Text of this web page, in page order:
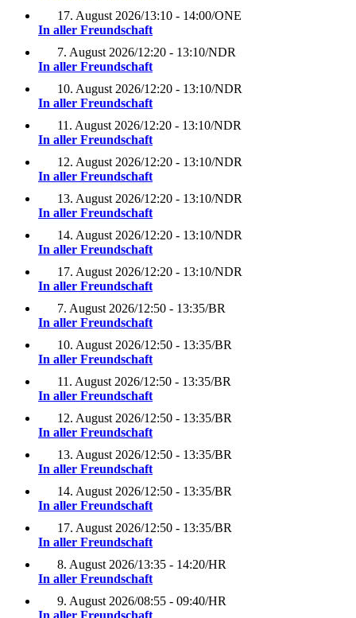
17. August 2026/13:10 - 14:00/ONE
In aller Freundschaft
7. August 2026/12:20 - 13:10/NDR
In aller Freundschaft
10. August 2026/12:20 - 13:10/NDR
In aller Freundschaft
11. August 2026/12:20 - 13:10/NDR
In aller Freundschaft
12. August 2026/12:20 - 13:10/NDR
In aller Freundschaft
13. August 2026/12:20 - 13:10/NDR
In aller Freundschaft
14. August 2026/12:20 - 13:10/NDR
In aller Freundschaft
17. August 2026/12:20 - 13:10/NDR
In aller Freundschaft
7. August 2026/12:50 - 13:35/BR
In aller Freundschaft
10. August 2026/12:50 - 13:35/BR
In aller Freundschaft
11. August 2026/12:50 - 13:35/BR
In aller Freundschaft
12. August 2026/12:50 - 13:35/BR
In aller Freundschaft
13. August 2026/12:50 - 13:35/BR
In aller Freundschaft
14. August 2026/12:50 - 13:35/BR
In aller Freundschaft
17. August 2026/12:50 - 13:35/BR
In aller Freundschaft
8. August 2026/13:35 - 14:20/HR
In aller Freundschaft
9. August 2026/08:55 - 09:40/HR